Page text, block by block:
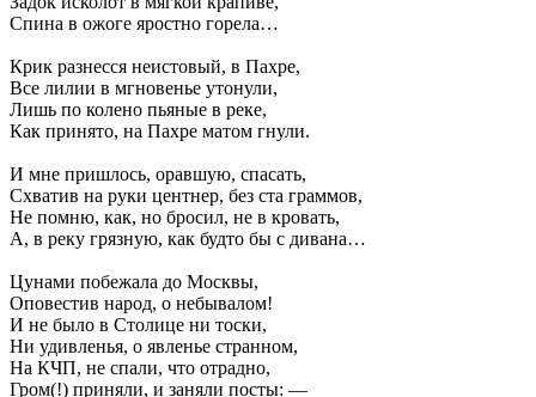
Спина в ожоге яростно горела…
Крик разнесся неистовый, в Пахре,
Все лилии в мгновенье утонули,
Лишь по колено пьяные в реке,
Как принято, на Пахре матом гнули.
И мне пришлось, оравшую, спасать,
Схватив на руки центнер, без ста граммов,
Не помню, как, но бросил, не в кровать,
А, в реку грязную, как будто бы с дивана…
Цунами побежала до Москвы,
Оповестив народ, о небывалом!
И не было в Столице ни тоски,
Ни удивленья, о явленье странном,
На КЧП, не спали, что отрадно,
Гром(!) приняли, и заняли посты: —